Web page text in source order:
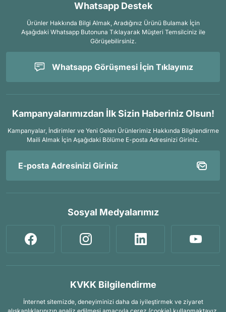
Whatsapp Destek
Ürünler Hakkında Bilgi Almak, Aradığınız Ürünü Bulamak İçin
Aşağıdaki Whatsapp Butonuna Tıklayarak Müşteri Temsilciniz ile
Görüşebilirsiniz.
Whatsapp Görüşmesi İçin Tıklayınız
Kampanyalarımızdan İlk Sizin Haberiniz Olsun!
Kampanyalar, İndirimler ve Yeni Gelen Ürünlerimiz Hakkında Bilgilendirme
Maili Almak İçin Aşağıdaki Bölüme E-posta Adresinizi Giriniz.
Sosyal Medyalarımız
KVKK Bilgilendirme
İnternet sitemizde, deneyiminizi daha da iyileştirmek ve ziyaret